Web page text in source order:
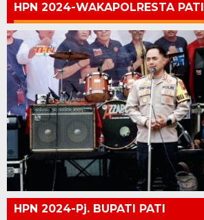
HPN 2024-WAKAPOLRESTA PATI
HPN 2024-Pj. BUPATI PATI